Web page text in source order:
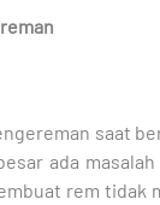
saat
ada
rem tidak